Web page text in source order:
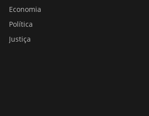
Economia
Política
Justiça